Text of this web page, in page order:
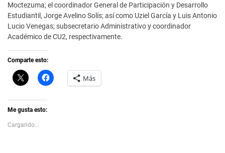
Moctezuma; el coordinador General de Participación y Desarrollo
Estudiantil, Jorge Avelino Solís; así como Uziel García y Luis Antonio
Lucio Venegas; subsecretario Administrativo y coordinador
Académico de CU2, respectivamente.
Comparte esto:
C
l
k
t
s
h
H
a Más
Me gusta esto:
Cargando...